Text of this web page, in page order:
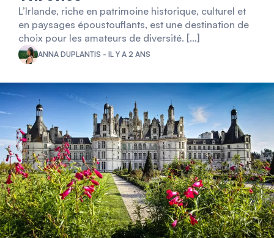
L’Irlande, riche en patrimoine historique, culturel et
en paysages époustouflants, est une destination de
choix pour les amateurs de diversité. […]
ANNA DUPLANTIS - IL Y A 2 ANS